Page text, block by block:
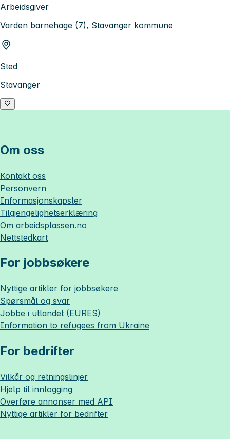
Arbeidsgiver
Varden barnehage (7), Stavanger kommune
Sted
Stavanger
Om oss
Kontakt oss
Personvern
Informasjonskapsler
Tilgjengelighetserklæring
Om arbeidsplassen.no
Nettstedkart
For jobbsøkere
Nyttige artikler for jobbsøkere
Spørsmål og svar
Jobbe i utlandet (EURES)
Information to refugees from Ukraine
For bedrifter
Vilkår og retningslinjer
Hjelp til innlogging
Overføre annonser med API
Nyttige artikler for bedrifter